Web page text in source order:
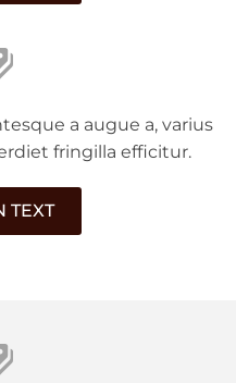
a augue a, varius
fringilla efficitur.
TEXT